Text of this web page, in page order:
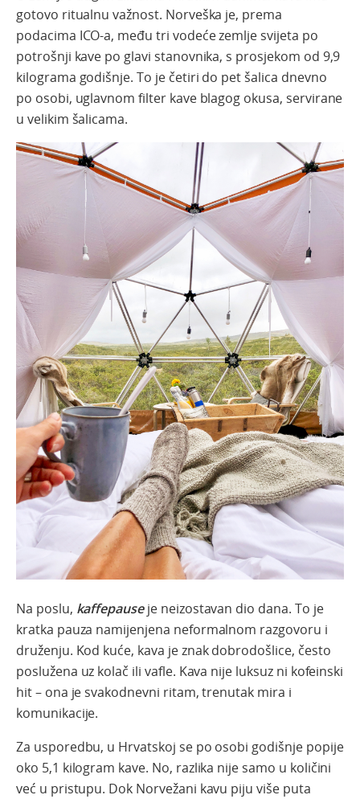
gotovo ritualnu važnost. Norveška je, prema
podacima ICO-a, među tri vodeće zemlje svijeta po
potrošnji kave po glavi stanovnika, s prosjekom od 9,9
kilograma godišnje. To je četiri do pet šalica dnevno
po osobi, uglavnom filter kave blagog okusa, servirane
u velikim šalicama.
Na poslu, kaffepause je neizostavan dio dana. To je
kratka pauza namijenjena neformalnom razgovoru i
druženju. Kod kuće, kava je znak dobrodošlice, često
poslužena uz kolač ili vafle. Kava nije luksuz ni kofeinski
hit – ona je svakodnevni ritam, trenutak mira i
komunikacije.
Za usporedbu, u Hrvatskoj se po osobi godišnje popije
oko 5,1 kilogram kave. No, razlika nije samo u količini
već u pristupu. Dok Norvežani kavu piju više puta